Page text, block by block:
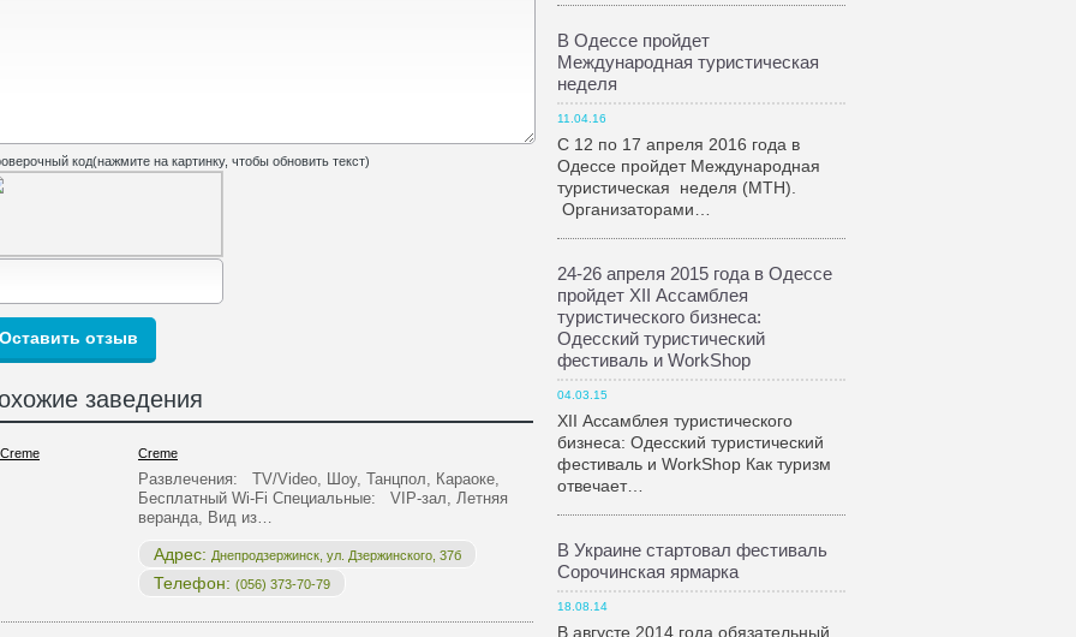
код(нажмите на картинку, чтобы обновить текст)
заведения
Creme
Развлечения: TV/Video, Шоу, Танцпол, Караоке,
Бесплатный Wi-Fi Специальные: VIP-зал, Летняя
веранда, Вид из…
Адрес: Днепродзержинск, ул. Дзержинского, 37б
Телефон: (056) 373-70-79
В Одессе пройдет
Международная туристическая
неделя
11.04.16
С 12 по 17 апреля 2016 года в
Одессе пройдет Международная
туристическая неделя (МТН).
Организаторами…
24-26 апреля 2015 года в Одессе
пройдет XII Ассамблея
туристического бизнеса:
Одесский туристический
фестиваль и WorkShop
04.03.15
XII Ассамблея туристического
бизнеса: Одесский туристический
фестиваль и WorkShop Как туризм
отвечает…
В Украине стартовал фестиваль
Сорочинская ярмарка
18.08.14
В августе 2014 года обязательный